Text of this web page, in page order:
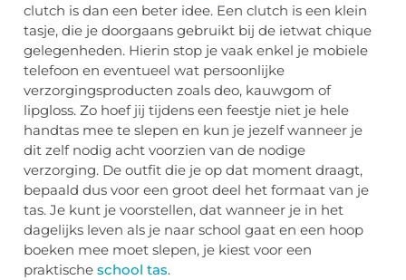
clutch is dan een beter idee. Een clutch is een klein
tasje, die je doorgaans gebruikt bij de ietwat chique
gelegenheden. Hierin stop je vaak enkel je mobiele
telefoon en eventueel wat persoonlijke
verzorgingsproducten zoals deo, kauwgom of
lipgloss. Zo hoef jij tijdens een feestje niet je hele
handtas mee te slepen en kun je jezelf wanneer je
dit zelf nodig acht voorzien van de nodige
verzorging. De outfit die je op dat moment draagt,
bepaald dus voor een groot deel het formaat van je
tas. Je kunt je voorstellen, dat wanneer je in het
dagelijks leven als je naar school gaat en een hoop
boeken mee moet slepen, je kiest voor een
praktische school tas.